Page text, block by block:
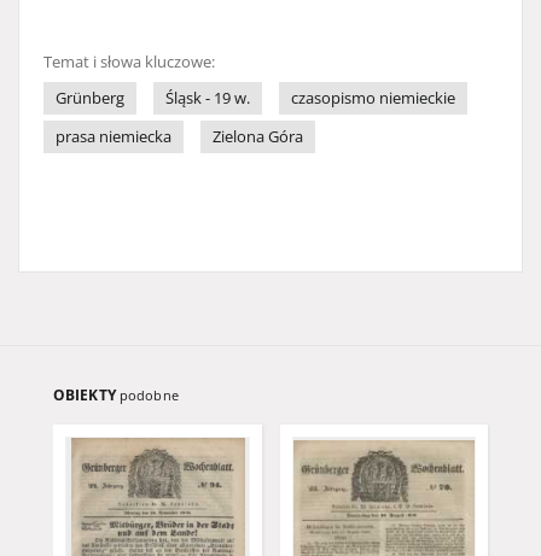
Temat i słowa kluczowe:
Grünberg
Śląsk - 19 w.
czasopismo niemieckie
prasa niemiecka
Zielona Góra
OBIEKTY podobne